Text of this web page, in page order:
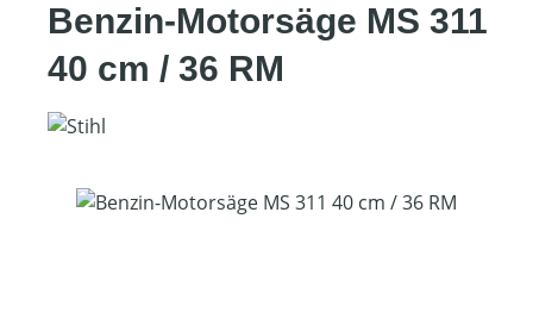
Benzin-Motorsäge MS 311
40 cm / 36 RM
Bildergalerie überspringen